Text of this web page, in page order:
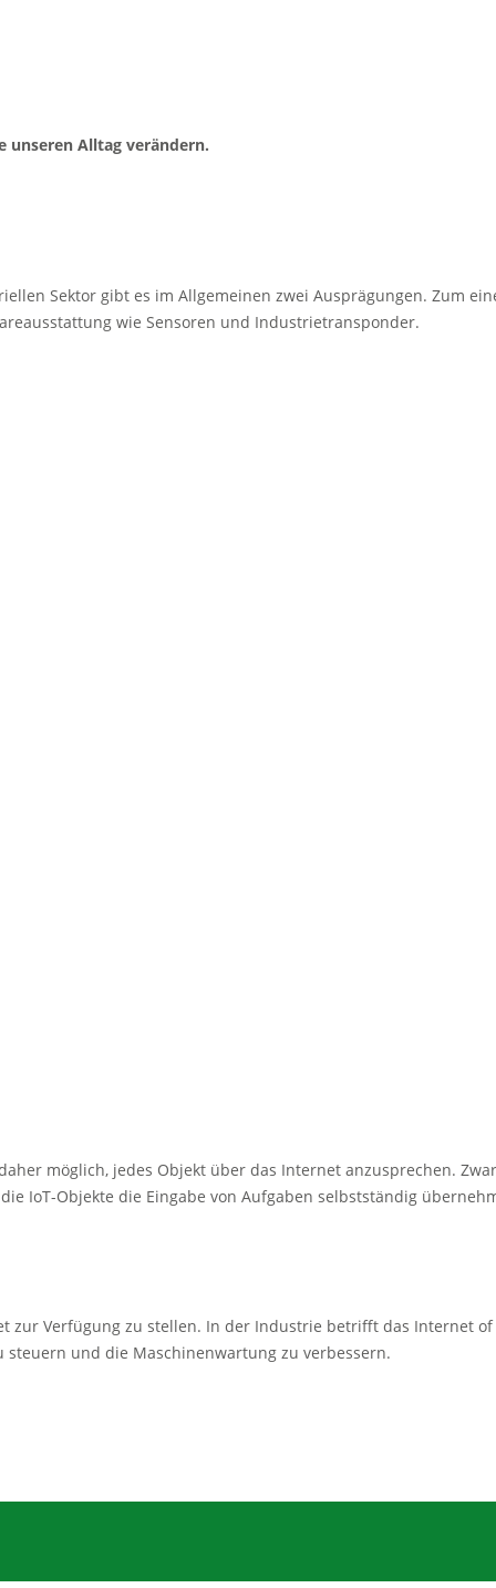
Alltag verändern.
Sektor gibt es im Allgemeinen zwei Ausprägungen.
wie Sensoren und Industrietransponder.
möglich, jedes Objekt über das Internet
IoT-Objekte die Eingabe von Aufgaben selbstständig
zu stellen. In der Industrie betrifft das
steuern und die Maschinenwartung zu verbessern.